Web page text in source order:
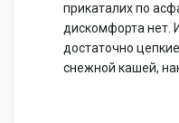
прикаталих по
дискомфорта нет.
достаточно
снежной кашей,